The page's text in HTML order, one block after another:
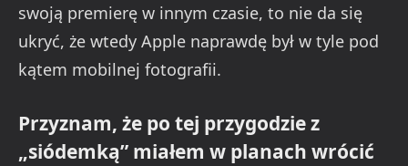
swoją premierę w innym czasie, to nie da się
ukryć, że wtedy Apple naprawdę był w tyle pod
kątem mobilnej fotografii.
Przyznam, że po tej przygodzie z
„siódemką” miałem w planach wrócić